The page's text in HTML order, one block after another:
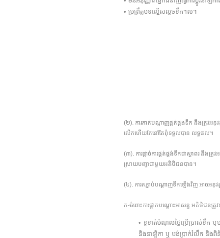
• ប្រព្រឹត្តបទល្មើសលួចទឹក។ល។
(២). ការកាត់បណ្តាញផ្គត់ផ្គងទឹក នឹងត្រូវ
លើកហើយតែនៅតែពុំទទួលបាន លទ្ធផល។
(៣). ការផ្តាច់ការផ្គត់ផ្គង់ទឹកជាស្ថាពរ
ស្រាយបញ្ហាជាមួយអតិថិជនបាន។
(៤). ការតភ្ជាប់បណ្តាញទឹកឡើងវិញ អាចអ
ក-ចំពោះការផ្អាកបណ្តោះអាសន្ន អតិថិជន
• ទូទាត់បំណុលថ្លៃប្រើប្រាស់ទឹក ឬ
និងនាឡិកា ឬ បង់ប្រាក់រំលឹក និង